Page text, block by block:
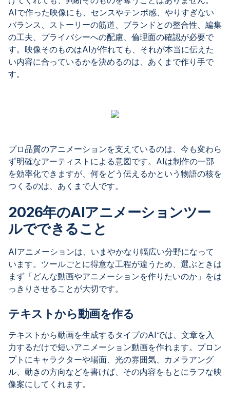
AIで作った映像にも、センスやテンポ感、やりすぎない
バランス、ストーリーの筋道、ブランドとの整合性、編集
の工夫、プライバシーへの配慮、倫理面の確認が必要で
す。映像そのものはAIが作れても、それが本当に伝えた
い内容に合っているかを決めるのは、あくまで作り手で
す。
プロ品質のアニメーションを支えているのは、今も変わら
ず明確なアーティストによる意図です。AIは制作の一部
を効率化できますが、何をどう伝えるかという物語の核を
つくるのは、あくまで人です。
2026年のAIアニメーションツー
ルでできること
AIアニメーションは、いまやかなり幅広い分野になって
います。ツールごとに得意な工程が違うため、選ぶときは
まず「どんな動画やアニメーションを作りたいのか」をは
っきりさせることが大切です。
テキストから動画を作る
テキストから動画を生成するタイプのAIでは、文章を入
力するだけで短いアニメーション動画を作れます。プロン
プトにキャラクターや場面、光の雰囲気、カメラアング
ル、動きの方向などを書けば、その内容をもとにラフな映
像案にしてくれます。